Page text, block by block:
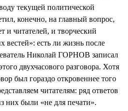
текущей политической
конечно, на главный вопрос,
и читателей, и творческий
вестей»: есть ли жизнь после
Николай ГОРНОВ записал
двухчасового разговора. Хотя
был гораздо откровеннее того
читателям: ряд ответов
них были «не для печати».